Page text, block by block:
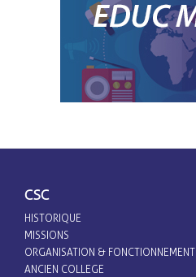
CSC
HISTORIQUE
MISSIONS
ORGANISATION & FONCTIONNEMENT
ANCIEN COLLEGE